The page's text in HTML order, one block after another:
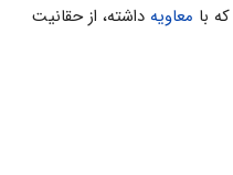
با معاویه داشته، از حقانیت